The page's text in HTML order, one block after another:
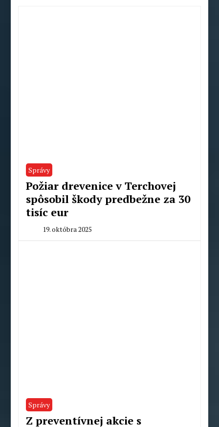
Správy
Požiar drevenice v Terchovej
spôsobil škody predbežne za 30
tisíc eur
19. októbra 2025
Správy
Z preventívnej akcie s